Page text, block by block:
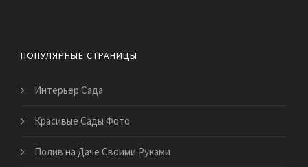
ПОПУЛЯРНЫЕ СТРАНИЦЫ
Интерьер Сада
Красивые Сады Фото
Полив на Даче Своими Руками